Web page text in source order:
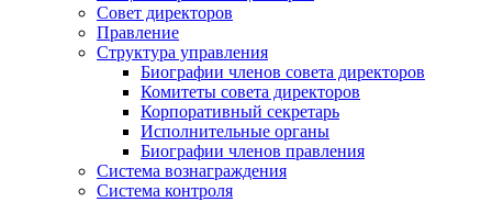
Совет директоров
Правление
Структура управления
Биографии членов совета директоров
Комитеты совета директоров
Корпоративный секретарь
Исполнительные органы
Биографии членов правления
Система вознаграждения
Система контроля